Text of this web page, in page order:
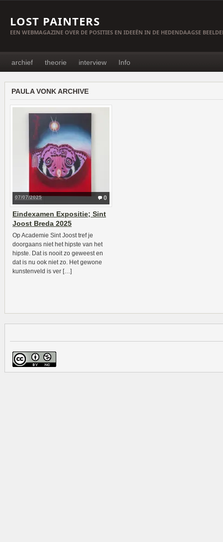
LOST PAINTERS
EEN WEBMAGAZINE OVER DE POSITIES EN IDEEËN IN DE HEDENDAAGSE
archief theorie interview Info
PAULA VONK ARCHIVE
0
07/07/2025
Eindexamen Expositie; Sint
Joost Breda 2025
Op Academie Sint Joost tref je
doorgaans niet het hipste van het
hipste. Dat is nooit zo geweest en
dat is nu ook niet zo. Het gewone
kunstenveld is ver […]